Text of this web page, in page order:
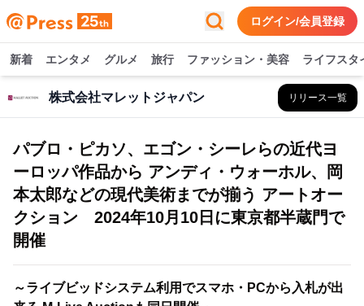
ログイン/会員登録
新着 エンタメ グルメ 旅行 ファッション・美容 ライフスタ
株式会社マレットジャパン リリース一覧
パブロ・ピカソ、エゴン・シーレらの近代ヨ
ーロッパ作品から アンディ・ウォーホル、岡
本太郎などの現代美術までが揃う アートオー
クション 2024年10月10日に東京都半蔵門で
開催
～ライブビッドシステム利用でスマホ・PCから入札が出